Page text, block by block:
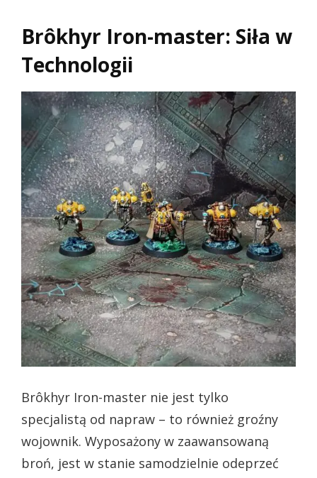
Brôkhyr Iron-master: Siła w
Technologii
Brôkhyr Iron-master nie jest tylko
specjalistą od napraw – to również groźny
wojownik. Wyposażony w zaawansowaną
broń, jest w stanie samodzielnie odeprzeć